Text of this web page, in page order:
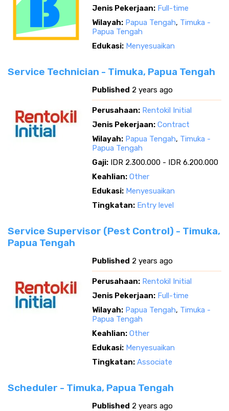
Jenis Pekerjaan: Full-time
Wilayah: Papua Tengah, Timuka -
Papua Tengah
Edukasi: Menyesuaikan
Service Technician - Timuka, Papua Tengah
Published 2 years ago
Perusahaan: Rentokil Initial
Jenis Pekerjaan: Contract
Wilayah: Papua Tengah, Timuka -
Papua Tengah
Gaji: IDR 2.300.000 - IDR 6.200.000
Keahlian: Other
Edukasi: Menyesuaikan
Tingkatan: Entry level
Service Supervisor (Pest Control) - Timuka,
Papua Tengah
Published 2 years ago
Perusahaan: Rentokil Initial
Jenis Pekerjaan: Full-time
Wilayah: Papua Tengah, Timuka -
Papua Tengah
Keahlian: Other
Edukasi: Menyesuaikan
Tingkatan: Associate
Scheduler - Timuka, Papua Tengah
Published 2 years ago